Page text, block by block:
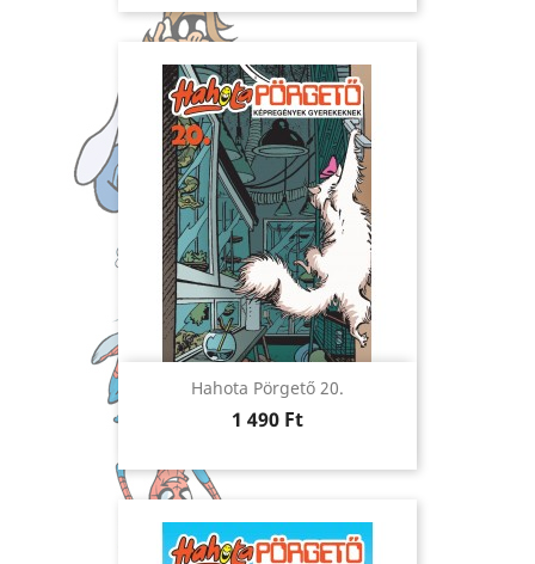
Hahota Pörgető 20.
Ár
1 490 Ft